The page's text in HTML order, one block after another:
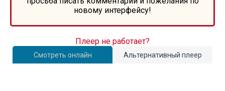
новому интерфейсу!
Смотреть онлайн Альтернативный плеер
Плеер не работает?